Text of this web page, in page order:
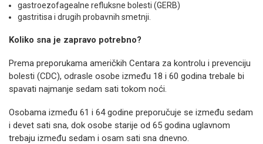
gastroezofagealne refluksne bolesti (GERB)
gastritisa i drugih probavnih smetnji.
Koliko sna je zapravo potrebno?
Prema preporukama američkih Centara za kontrolu i prevenciju
bolesti (CDC), odrasle osobe između 18 i 60 godina trebale bi
spavati najmanje sedam sati tokom noći.
Osobama između 61 i 64 godine preporučuje se između sedam
i devet sati sna, dok osobe starije od 65 godina uglavnom
trebaju između sedam i osam sati sna dnevno.